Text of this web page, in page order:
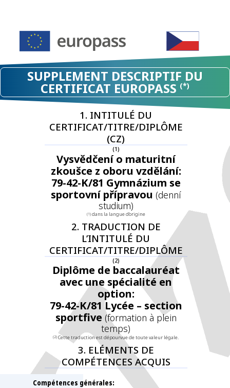
SUPPLEMENT DESCRIPTIF DU
CERTIFICAT EUROPASS (*)
1. INTITULÉ DU
CERTIFICAT/TITRE/DIPLÔME
(CZ)
(1)
Vysvědčení o maturitní
zkoušce z oboru vzdělání:
79-42-K/81 Gymnázium se
sportovní přípravou (denní
studium)
(1)dans la langue d’origine
2. TRADUCTION DE
L’INTITULÉ DU
CERTIFICAT/TITRE/DIPLÔME
(2)
Diplôme de baccalauréat
avec une spécialité en
option:
79-42-K/81 Lycée – section
sportfive (​formation à plein
temps​)
(2) Cette traduction est dépourvue de toute valeur légale.
3. ELÉMENTS DE
COMPÉTENCES ACQUIS
Compétences générales: